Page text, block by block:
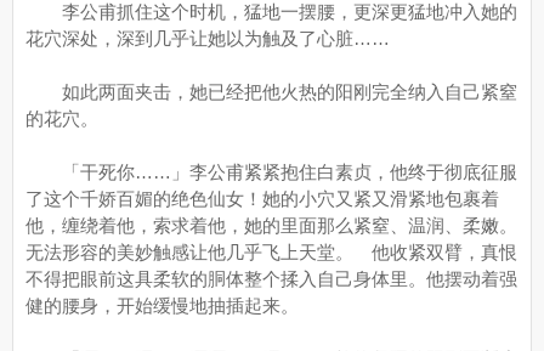
李公甫抓住这个时机，猛地一摆腰，更深更猛地冲入她的
花穴深处，深到几乎让她以为触及了心脏……
如此两面夹击，她已经把他火热的阳刚完全纳入自己紧窒
的花穴。
「干死你……」李公甫紧紧抱住白素贞，他终于彻底征服
了这个千娇百媚的绝色仙女！她的小穴又紧又滑紧地包裹着
他，缠绕着他，索求着他，她的里面那么紧窒、温润、柔嫩。
无法形容的美妙触感让他几乎飞上天堂。 他收紧双臂，真恨
不得把眼前这具柔软的胴体整个揉入自己身体里。他摆动着强
健的腰身，开始缓慢地抽插起来。